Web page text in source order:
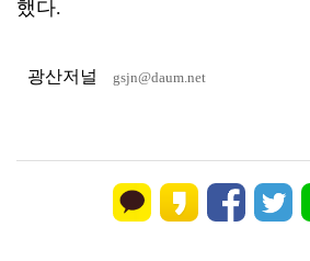
했다.
광산저널 gsjn@daum.net